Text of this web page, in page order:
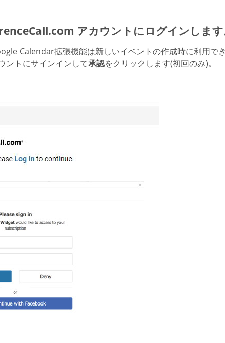
アカウントにログインします
Calendar拡張機能は新しいイベントの作成時に利用でき
ントにサインインして承認をクリックします(初回のみ)。